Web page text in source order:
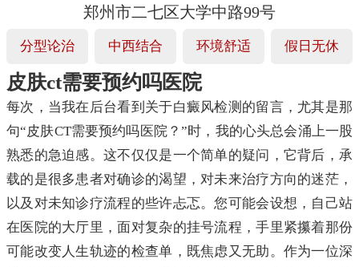
郑州市二七区大学中路99号
分型论治 中西结合 环境舒适 假日无休
皮肤ct需要预约吗医院
每次，当我在后台看到关于白癜风检测的留言，尤其是那
句“皮肤CT需要预约吗医院？”时，我的心头总会涌上一股
熟悉的急迫感。这不仅仅是一个简单的疑问，它背后，承
载的是很多患者对确诊的渴望，对未来治疗方向的迷茫，
以及对未知诊疗流程的些许忐忑。您可能会设想，自己站
在医院的大厅里，面对复杂的挂号流程，手里紧攥着那份
可能改变人生轨迹的检查单，既焦虑又无助。作为一位深